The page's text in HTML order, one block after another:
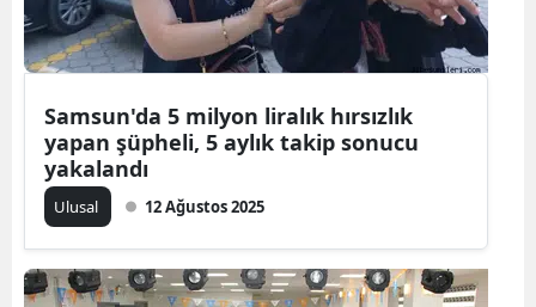
Karabük
Osmaniye
Samsun'da 5 milyon liralık hırsızlık
yapan şüpheli, 5 aylık takip sonucu
yakalandı
Ulusal 12 Ağustos 2025